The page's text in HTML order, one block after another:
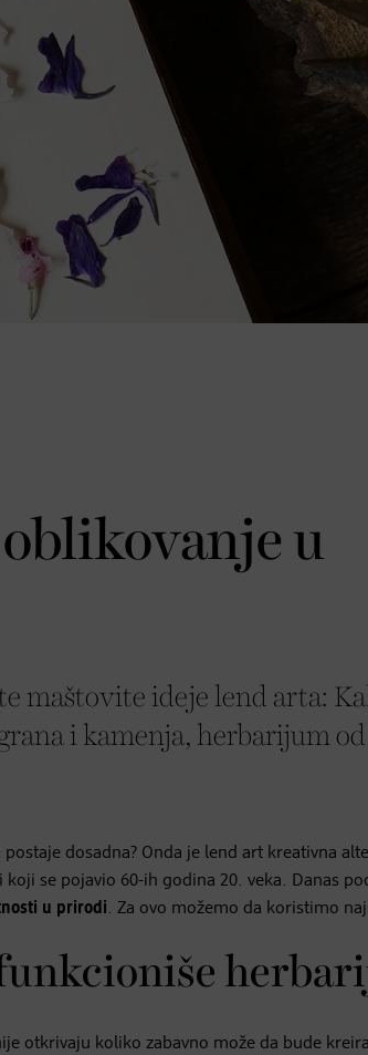
u
maštovite ideje lend arta:
i kamenja, herbarijum
dosadna? Onda je lend art kreativna
se pojavio 60-ih godina 20. veka. Danas
u prirodi. Za ovo možemo da koristimo
otkrivaju koliko zabavno može da bude